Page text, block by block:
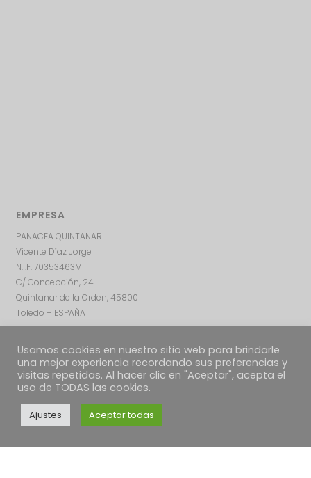
EMPRESA
PANACEA QUINTANAR
Vicente Díaz Jorge
N.I.F. 70353463M
C/ Concepción, 24
Quintanar de la Orden, 45800
Toledo – ESPAÑA
Usamos cookies en nuestro sitio web para brindarle
una mejor experiencia recordando sus preferencias y
visitas repetidas. Al hacer clic en "Aceptar", acepta el
uso de TODAS las cookies.
Ajustes Aceptar todas